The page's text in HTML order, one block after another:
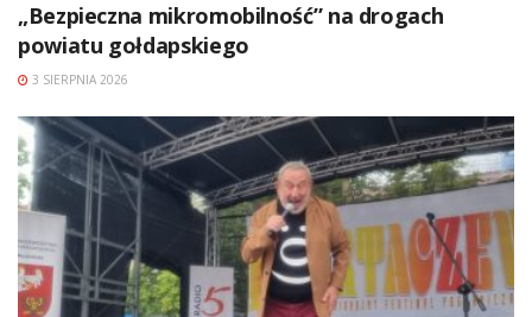
„Bezpieczna mikromobilność” na drogach
powiatu gołdapskiego
3 SIERPNIA 2026